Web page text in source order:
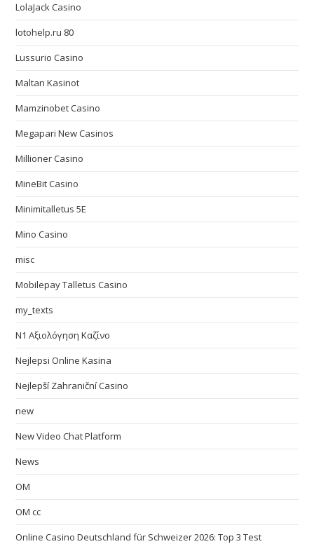
LolaJack Casino
lotohelp.ru 80
Lussurio Casino
Maltan Kasinot
Mamzinobet Casino
Megapari New Casinos
Millioner Casino
MineBit Casino
Minimitalletus 5E
Mino Casino
misc
Mobilepay Talletus Casino
my_texts
N1 Αξιολόγηση Καζίνο
Nejlepsi Online Kasina
Nejlepší Zahraniční Casino
new
New Video Chat Platform
News
OM
OM cc
Online Casino Deutschland für Schweizer 2026: Top 3 Test